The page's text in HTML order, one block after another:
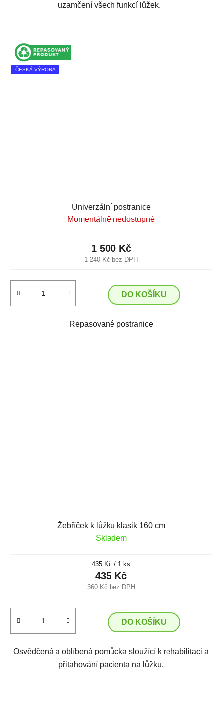
uzamčení všech funkcí lůžek.
ČESKÁ VÝROBA
Univerzální postranice
Momentálně nedostupné
1 240 Kč bez DPH
1 500 Kč
DO KOŠÍKU
Repasované postranice
Žebříček k lůžku klasik 160 cm
Skladem
360 Kč bez DPH
435 Kč
Měrná
cena:
435 Kč / 1 ks
DO KOŠÍKU
Osvědčená a oblíbená pomůcka sloužící k rehabilitaci a
přitahování pacienta na lůžku.